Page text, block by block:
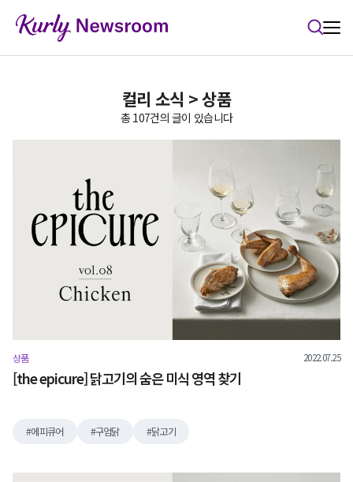
컬리 소식 > 상품
총 107건의 글이 있습니다
상품 2022.07.25
[the epicure] 닭고기의 숨은 미식 영역 찾기
에피큐어 구엄닭 닭고기